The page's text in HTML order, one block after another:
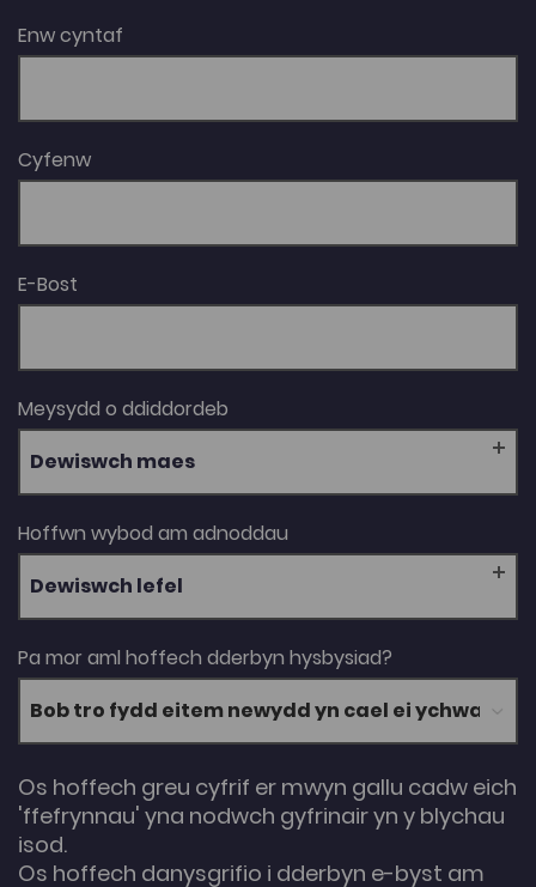
Enw cyntaf
Cyfenw
E-Bost
Meysydd o ddiddordeb
Dewiswch maes
Hoffwn wybod am adnoddau
Dewiswch lefel
Pa mor aml hoffech dderbyn hysbysiad?
Os hoffech greu cyfrif er mwyn gallu cadw eich
'ffefrynnau' yna nodwch gyfrinair yn y blychau
isod.
Os hoffech danysgrifio i dderbyn e-byst am